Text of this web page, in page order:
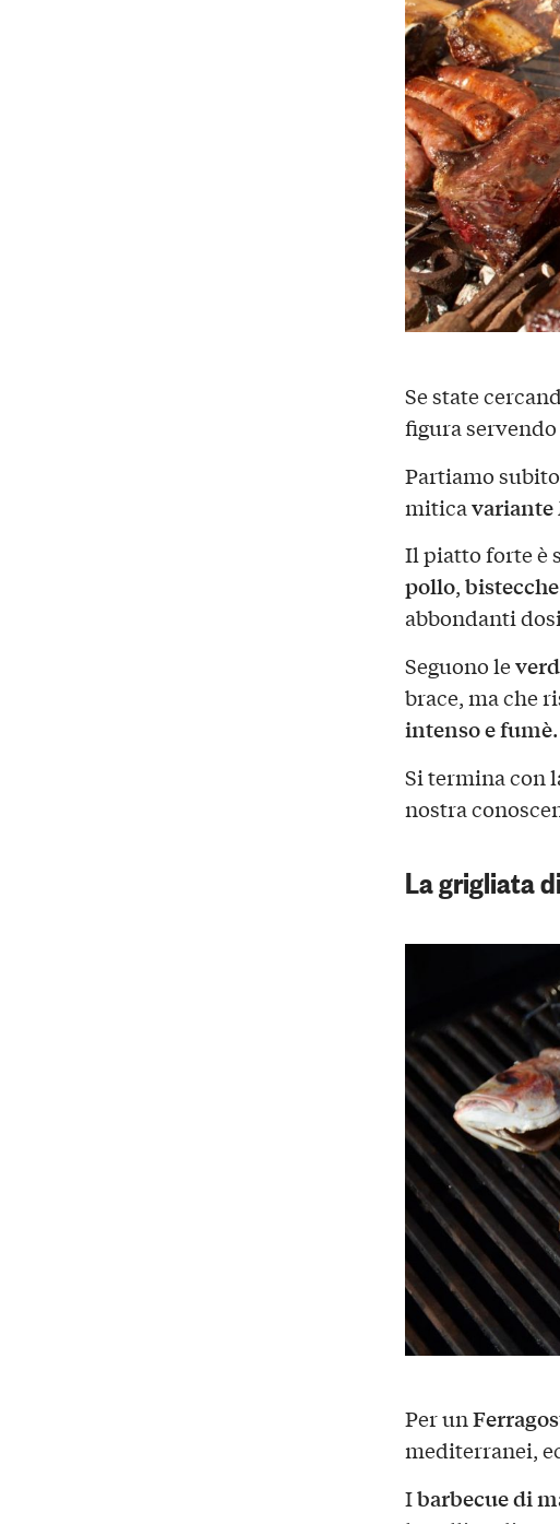
Se state
figura
Partiamo
miticavariante
Il piatto forte è
pollo,
abbondanti
Seguono le
brace, ma che
intenso e fumè.
Si termina con
nostra
La grigliata
Per un
mediterranei,
Ibarbecue di